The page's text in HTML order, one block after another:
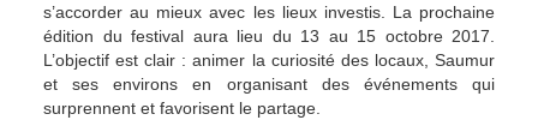
s’accorder au mieux avec les lieux investis. La prochaine
édition du festival aura lieu du 13 au 15 octobre 2017.
L’objectif est clair : animer la curiosité des locaux, Saumur
et ses environs en organisant des événements qui
surprennent et favorisent le partage.